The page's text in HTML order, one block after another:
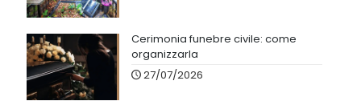
Cerimonia funebre civile: come
organizzarla
27/07/2026